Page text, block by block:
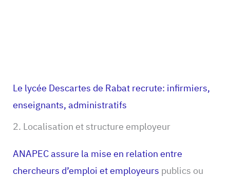
Le lycée Descartes de Rabat recrute: infirmiers,
enseignants, administratifs
2. Localisation et structure employeur
ANAPEC assure la mise en relation entre
chercheurs d’emploi et employeurs publics ou